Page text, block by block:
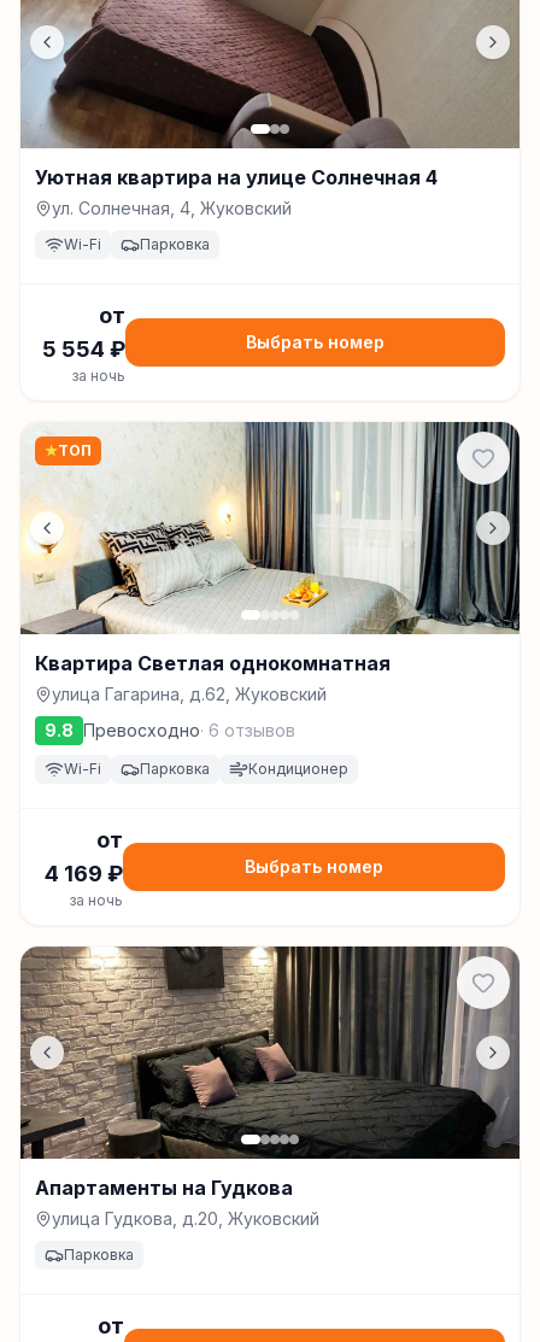
Уютная квартира на улице Солнечная 4
ул. Солнечная, 4, Жуковский
Wi-Fi Парковка
от
5 554 ₽
за ночь
Выбрать номер
★ТОП
Квартира Светлая однокомнатная
улица Гагарина, д.62, Жуковский
9.8 Превосходно· 6 отзывов
Wi-Fi Парковка Кондиционер
от
4 169 ₽
за ночь
Выбрать номер
Апартаменты на Гудкова
улица Гудкова, д.20, Жуковский
Парковка
от